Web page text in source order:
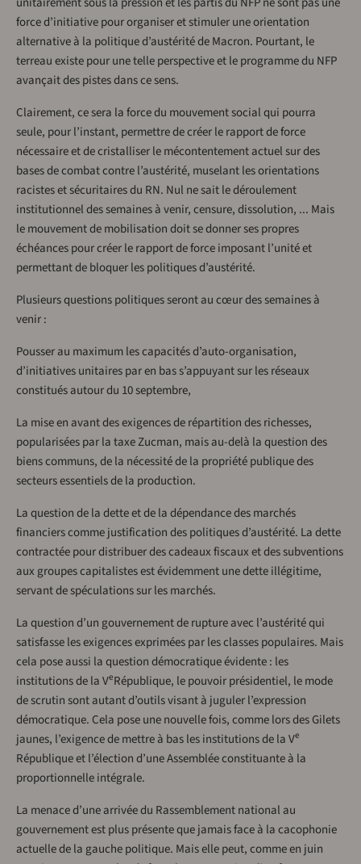
force d’initiative pour organiser et stimuler une orientation
alternative à la politique d’austérité de Macron. Pourtant, le
terreau existe pour une telle perspective et le programme du NFP
avançait des pistes dans ce sens.
Clairement, ce sera la force du mouvement social qui pourra
seule, pour l’instant, permettre de créer le rapport de force
nécessaire et de cristalliser le mécontentement actuel sur des
bases de combat contre l’austérité, muselant les orientations
racistes et sécuritaires du RN. Nul ne sait le déroulement
institutionnel des semaines à venir, censure, dissolution, ... Mais
le mouvement de mobilisation doit se donner ses propres
échéances pour créer le rapport de force imposant l’unité et
permettant de bloquer les politiques d’austérité.
Plusieurs questions politiques seront au cœur des semaines à
venir :
Pousser au maximum les capacités d’auto-organisation,
d’initiatives unitaires par en bas s’appuyant sur les réseaux
constitués autour du 10 septembre,
La mise en avant des exigences de répartition des richesses,
popularisées par la taxe Zucman, mais au-delà la question des
biens communs, de la nécessité de la propriété publique des
secteurs essentiels de la production.
La question de la dette et de la dépendance des marchés
financiers comme justification des politiques d’austérité. La dette
contractée pour distribuer des cadeaux fiscaux et des subventions
aux groupes capitalistes est évidemment une dette illégitime,
servant de spéculations sur les marchés.
La question d’un gouvernement de rupture avec l’austérité qui
satisfasse les exigences exprimées par les classes populaires. Mais
cela pose aussi la question démocratique évidente : les
institutions de la VeRépublique, le pouvoir présidentiel, le mode
de scrutin sont autant d’outils visant à juguler l’expression
démocratique. Cela pose une nouvelle fois, comme lors des Gilets
jaunes, l’exigence de mettre à bas les institutions de la Ve
République et l’élection d’une Assemblée constituante à la
proportionnelle intégrale.
La menace d’une arrivée du Rassemblement national au
gouvernement est plus présente que jamais face à la cacophonie
actuelle de la gauche politique. Mais elle peut, comme en juin